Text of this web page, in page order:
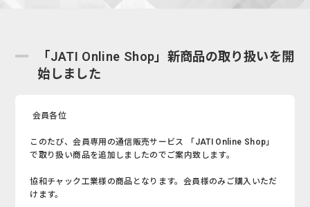
「JATI Online Shop」新商品の取り扱いを開
始しました
会員各位
このたび、会員専用の通信販売サービス 「JATI Online Shop」
で取り扱い商品を追加しましたのでご案内致します。
協和チャック工業様の商品となります。会員様のみご購入いただ
けます。